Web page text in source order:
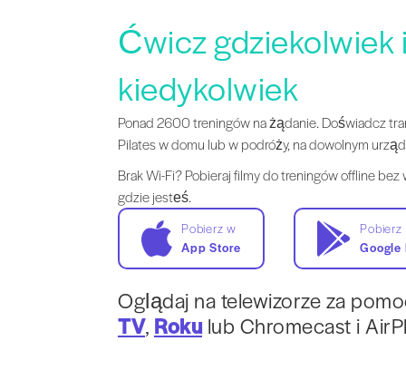
Ćwicz gdziekolwiek i
kiedykolwiek
Ponad 2600 treningów na żądanie. Doświadcz
Pilates w domu lub w podróży, na dowolnym
Brak Wi-Fi? Pobieraj filmy do treningów offline bez
gdzie jesteś.
Pobierz w
App Store
Pobierz
Google
Oglądaj na telewizorze za
TV, Roku lub Chromecast i